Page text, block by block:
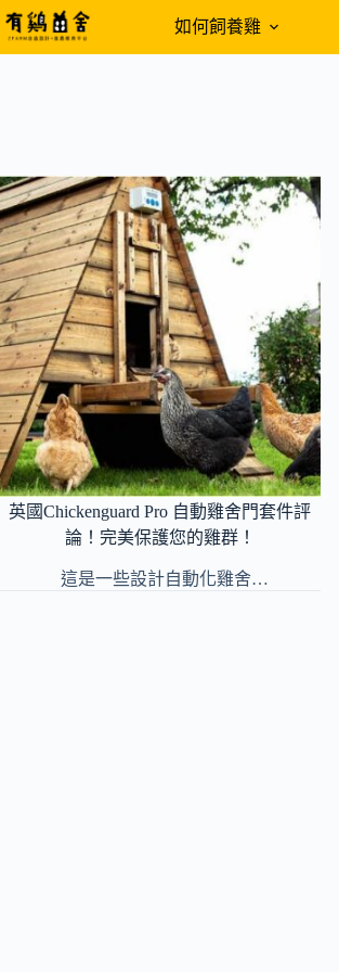
跳
至
如何飼養雞
英國Chickenguard Pro 自動雞舍門套件評
論！完美保護您的雞群！
這是一些設計自動化雞舍…